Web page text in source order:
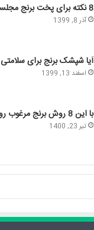
8 نکته برای پخت برنج مجلسی و حرفه ای
آذر 8, 1399
آیا شپشک برنج برای
اسفند 13, 1399
با این 8 روش برنج مرغوب رو تشخیص بده!
تیر 23, 1400